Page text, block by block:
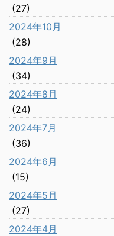
(27)
2024年10月
(28)
2024年9月
(34)
2024年8月
(24)
2024年7月
(36)
2024年6月
(15)
2024年5月
(27)
2024年4月